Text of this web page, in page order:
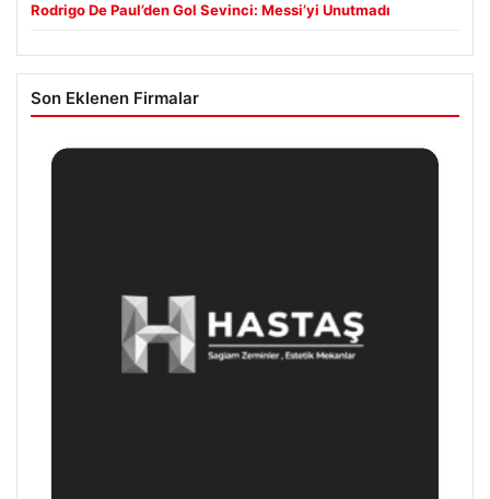
Rodrigo De Paul’den Gol Sevinci: Messi’yi Unutmadı
Son Eklenen Firmalar